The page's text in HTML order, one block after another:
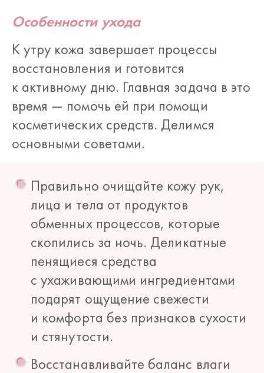
Особенности ухода
К утру кожа завершает процессы
восстановления и готовится
к активному дню. Главная задача в это
время — помочь ей при помощи
косметических средств. Делимся
основными советами.
Правильно очищайте кожу рук,
лица и тела от продуктов
обменных процессов, которые
скопились за ночь. Деликатные
пенящиеся средства
с ухаживающими ингредиентами
подарят ощущение свежести
и комфорта без признаков сухости
и стянутости.
Восстанавливайте баланс влаги